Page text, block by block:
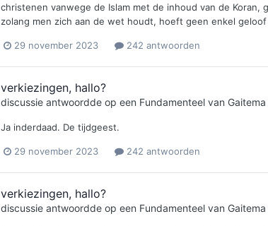
christenen vanwege de Islam met de inhoud van de
zolang men zich aan de wet houdt, hoeft geen enkel
29 november 2023 242 antwoorden
verkiezingen, hallo?
discussie antwoordde op een Fundamenteel van Gaitema
Ja inderdaad. De tijdgeest.
29 november 2023 242 antwoorden
verkiezingen, hallo?
discussie antwoordde op een Fundamenteel van Gaitema